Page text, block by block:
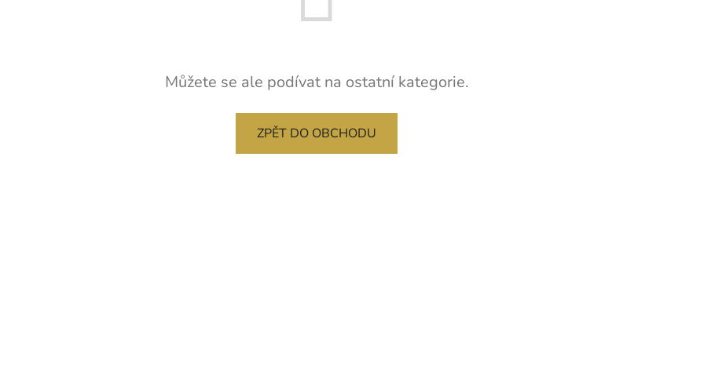
Můžete se ale podívat na ostatní kategorie.
ZPĚT DO OBCHODU